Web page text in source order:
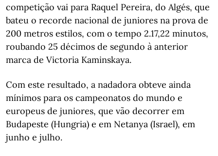
competição vai para Raquel Pereira, do Algés, que
bateu o recorde nacional de juniores na prova de
200 metros estilos, com o tempo 2.17,22 minutos,
roubando 25 décimos de segundo à anterior
marca de Victoria Kaminskaya.
Com este resultado, a nadadora obteve ainda
mínimos para os campeonatos do mundo e
europeus de juniores, que vão decorrer em
Budapeste (Hungria) e em Netanya (Israel), em
junho e julho.